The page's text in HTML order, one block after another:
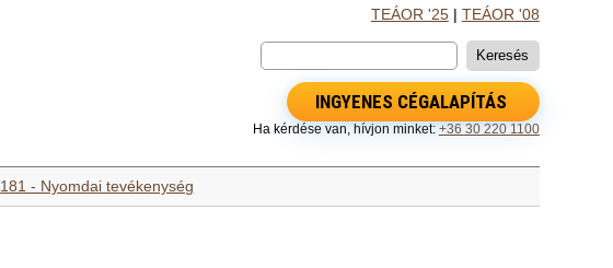
TEÁOR '25| TEÁOR '08
INGYENES CÉGALAPÍTÁS
Ha kérdése van, hívjon minket: +36 30 220 1100
181 - Nyomdai tevékenység